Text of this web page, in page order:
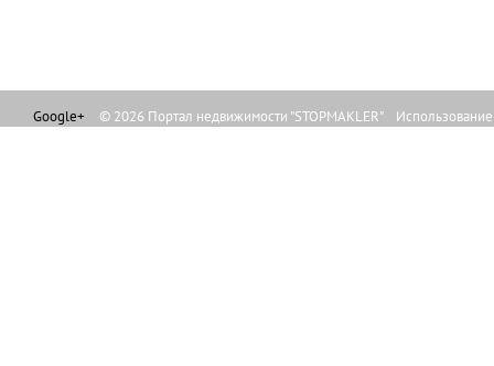
Google+ © 2026 Портал недвижимости "STOPMAKLER"